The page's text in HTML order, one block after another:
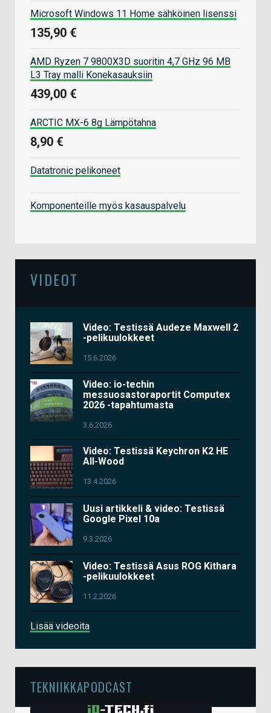
Microsoft Windows 11 Home sähköinen lisenssi
135,90 €
AMD Ryzen 7 9800X3D suoritin 4,7 GHz 96 MB
L3 Tray malli Konekasauksiin
439,00 €
ARCTIC MX-6 8g Lämpötahna
8,90 €
Datatronic pelikoneet
Komponenteille myös kasauspalvelu
VIDEOT
Video: Testissä Audeze Maxwell 2
-pelikuulokkeet
15.6.2026
Video: io-techin
messuosastoraportit Computex
2026 -tapahtumasta
3.6.2026
Video: Testissä Keychron K2 HE
All-Wood
13.4.2026
Uusi artikkeli & video: Testissä
Google Pixel 10a
9.3.2026
Video: Testissä Asus ROG Kithara
-pelikuulokkeet
11.2.2026
Lisää videoita
TEKNIIKKAPODCAST